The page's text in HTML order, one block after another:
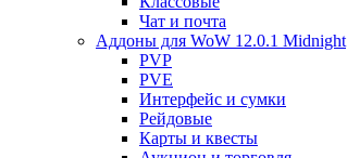
Чат и почта
Аддоны для WoW 12.0.1 Midnight
PVP
PVE
Интерфейс и сумки
Рейдовые
Карты и квесты